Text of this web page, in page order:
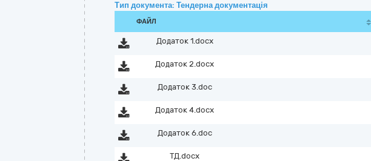
Тип документа: Тендерна документація
ФАЙЛ
Додаток 1.docx
Додаток 2.docx
Додаток 3.doc
Додаток 4.docx
Додаток 6.doc
ТД.docx